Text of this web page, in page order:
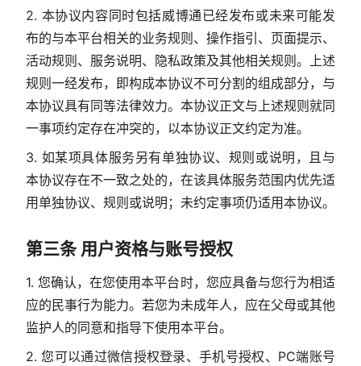
2. 本协议内容同时包括威博通已经发布或未来可能发
布的与本平台相关的业务规则、操作指引、页面提示、
活动规则、服务说明、隐私政策及其他相关规则。上述
规则一经发布，即构成本协议不可分割的组成部分，与
本协议具有同等法律效力。本协议正文与上述规则就同
一事项约定存在冲突的，以本协议正文约定为准。
3. 如某项具体服务另有单独协议、规则或说明，且与
本协议存在不一致之处的，在该具体服务范围内优先适
用单独协议、规则或说明；未约定事项仍适用本协议。
第三条 用户资格与账号授权
1. 您确认，在您使用本平台时，您应具备与您行为相适
应的民事行为能力。若您为未成年人，应在父母或其他
监护人的同意和指导下使用本平台。
2. 您可以通过微信授权登录、手机号授权、PC端账号